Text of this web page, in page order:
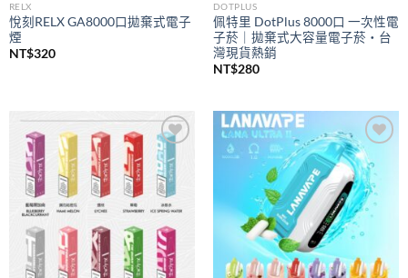
RELX
悅刻RELX GA8000口拋棄式電子
煙
NT$320
DOTPLUS
佩特里 DotPlus 8000口 一次性電
子菸｜拋棄式大容量電子菸・台
灣現貨熱銷
NT$280
Add to
wishlist
Add to
wishlist